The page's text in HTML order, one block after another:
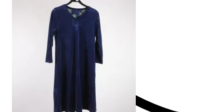
Ersättning om du inte får din vara